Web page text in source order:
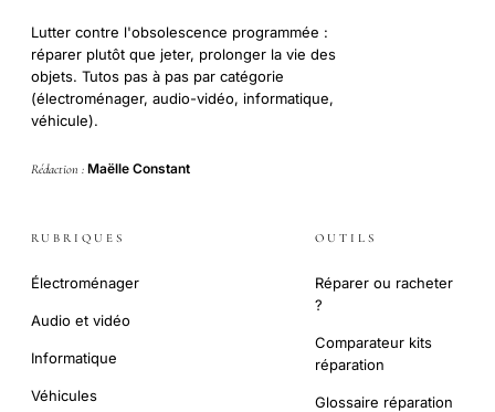
Lutter contre l'obsolescence programmée :
réparer plutôt que jeter, prolonger la vie des
objets. Tutos pas à pas par catégorie
(électroménager, audio-vidéo, informatique,
véhicule).
Rédaction : Maëlle Constant
RUBRIQUES
Électroménager
Audio et vidéo
Informatique
Véhicules
OUTILS
Réparer ou racheter
?
Comparateur kits
réparation
Glossaire réparation